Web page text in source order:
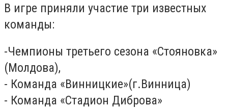
В игре приняли участие три известных
команды:
-Чемпионы третьего сезона «Стояновка»
(Молдова),
- Команда «Винницкие»(г.Винница)
- Команда «Стадион Диброва»